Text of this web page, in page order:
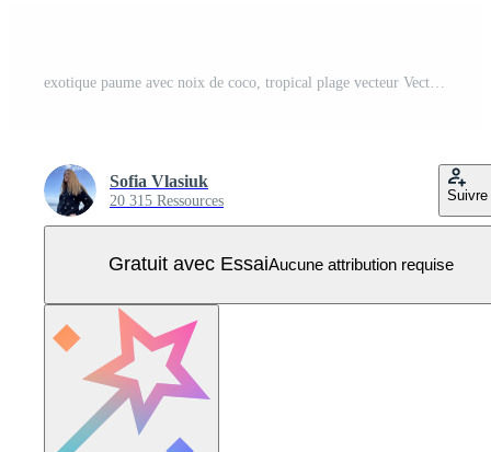
Sofia Vlasiuk
20 315 Ressources Suivre
Gratuit avec EssaiAucune attribution requise